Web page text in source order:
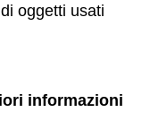
oggetti usati
informazioni